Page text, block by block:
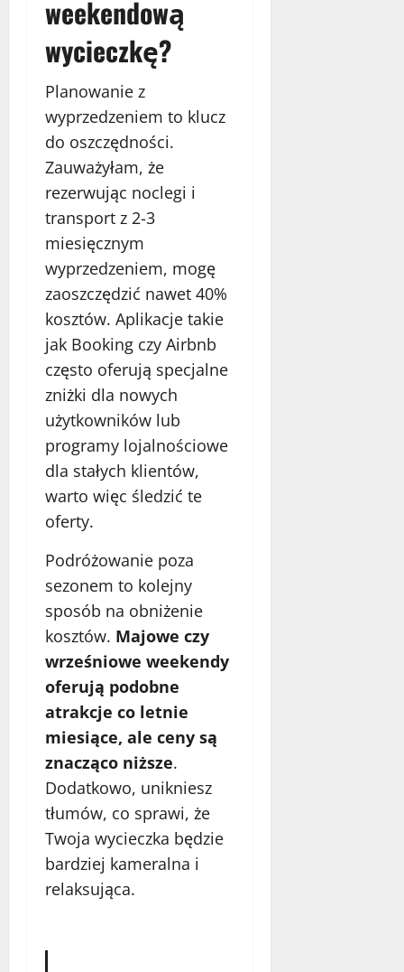
weekendową
wycieczkę?
Planowanie z
wyprzedzeniem to klucz
do oszczędności.
Zauważyłam, że
rezerwując noclegi i
transport z 2-3
miesięcznym
wyprzedzeniem, mogę
zaoszczędzić nawet 40%
kosztów. Aplikacje takie
jak Booking czy Airbnb
często oferują specjalne
zniżki dla nowych
użytkowników lub
programy lojalnościowe
dla stałych klientów,
warto więc śledzić te
oferty.
Podróżowanie poza
sezonem to kolejny
sposób na obniżenie
kosztów. Majowe czy
wrześniowe weekendy
oferują podobne
atrakcje co letnie
miesiące, ale ceny są
znacząco niższe.
Dodatkowo, unikniesz
tłumów, co sprawi, że
Twoja wycieczka będzie
bardziej kameralna i
relaksująca.